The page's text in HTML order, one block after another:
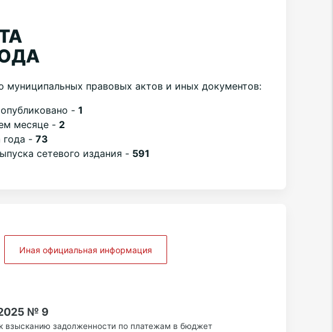
муниципальных правовых актов и иных документов:
-1
месяце - 2
года -73
сетевого издания - 591
Иная официальная информация
№ 9
взысканию задолженности по платежам в бюджет